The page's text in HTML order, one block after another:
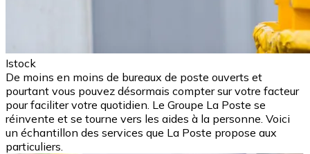
Istock
De moins en moins de bureaux de poste ouverts et
pourtant vous pouvez désormais compter sur votre facteur
pour faciliter votre quotidien. Le Groupe La Poste se
réinvente et se tourne vers les aides à la personne. Voici
un échantillon des services que La Poste propose aux
particuliers.